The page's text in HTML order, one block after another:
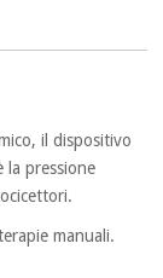
il dispositivo
la pressione
manuali.